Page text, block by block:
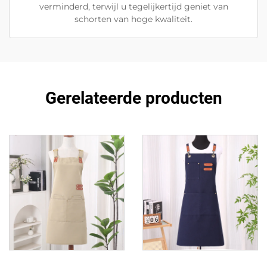
verminderd, terwijl u tegelijkertijd geniet van
schorten van hoge kwaliteit.
Gerelateerde producten